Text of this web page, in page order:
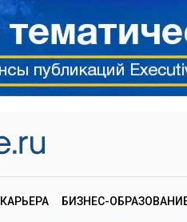
КАРЬЕРА БИЗНЕС-